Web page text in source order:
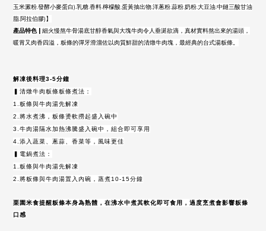
玉米澱粉.發酵小麥蛋白).乳糖.香料.檸檬酸.蛋黃抽出物.洋蔥粉.蒜粉.奶粉.大豆油.中鏈三酸甘油
脂.阿拉伯膠)】
產品特色| 細火慢熬牛骨湯底⽢醇⾹氣與⼤塊⽜⾁令⼈垂涎欲滴， 真材實料熬出來的湯頭，
暖胃又⾁⾹四溢， 粄條的彈⽛滑溜佐以肉質鮮甜的清燉⽜⾁塊， 最經典的台式湯粄條。
解凍後料理3-5分鐘
▍清燉牛肉粄條粄條煮法：
1.粄條與牛肉湯先解凍
2.將水煮沸，粄條燙軟撈起盛入碗中
3.牛肉湯隔水加熱沸騰盛入碗中，組合即可享用
4.添入蔬菜、蔥蒜、香菜等，風味更佳
▍電鍋煮法：
1.粄條與牛肉湯先解凍
2.將粄條與牛肉湯置入內碗，蒸煮10-15分鐘
栗園米食提醒粄條本身為熟體，在沸水中煮其軟化即可食用，過度烹煮會影響粄條
口感